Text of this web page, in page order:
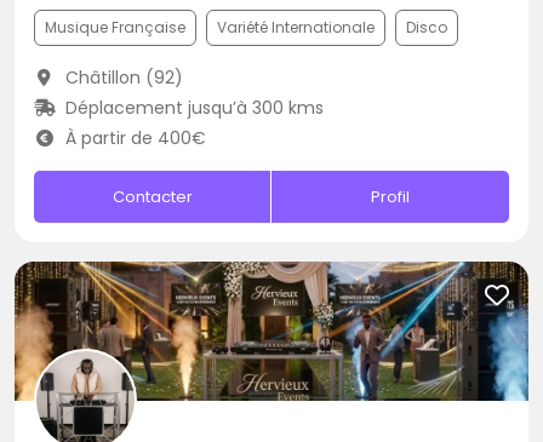
Musique Française Variété Internationale Disco
Châtillon (92)
Déplacement jusqu’à 300 kms
À partir de 400€
Contacter Profil